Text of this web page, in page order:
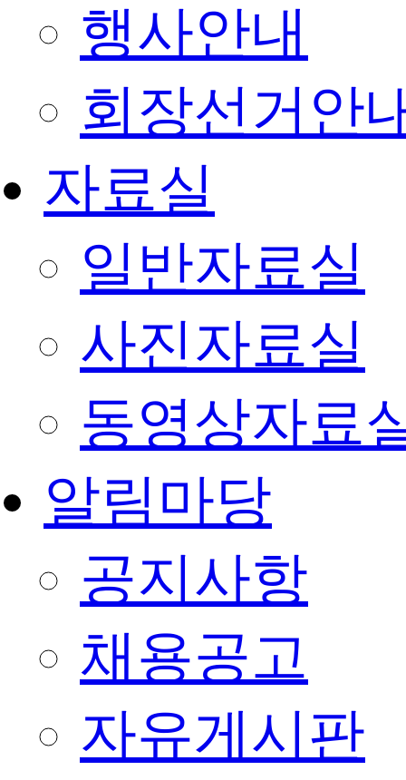
행사안내
회장선거안
자료실
일반자료실
사진자료실
동영상자료
알림마당
공지사항
채용공고
자유게시판